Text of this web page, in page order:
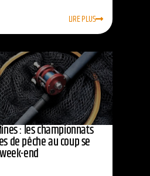
LIRE PLUS
: les championnats
de pêche au coup se
end